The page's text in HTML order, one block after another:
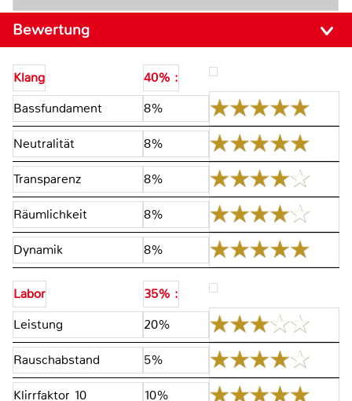
Bewertung
Klang
40% :
Bassfundament
8%
Neutralität 8%
Transparenz 8%
Räumlichkeit 8%
Dynamik 8%
Labor
35% :
Leistung
20%
Rauschabstand 5%
Klirrfaktor 10 10%